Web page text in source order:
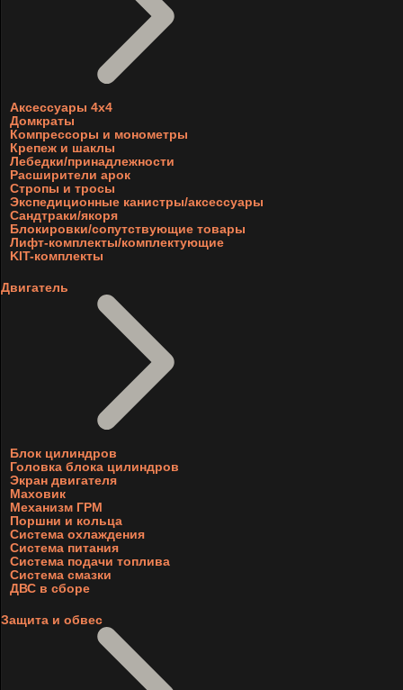
Аксессуары 4х4
Домкраты
Компрессоры и монометры
Крепеж и шаклы
Лебедки/принадлежности
Расширители арок
Стропы и тросы
Экспедиционные канистры/аксессуары
Сандтраки/якоря
Блокировки/сопутствующие товары
Лифт-комплекты/комплектующие
KIT-комплекты
Двигатель
Блок цилиндров
Головка блока цилиндров
Экран двигателя
Маховик
Механизм ГРМ
Поршни и кольца
Система охлаждения
Система питания
Система подачи топлива
Система смазки
ДВС в сборе
Защита и обвес